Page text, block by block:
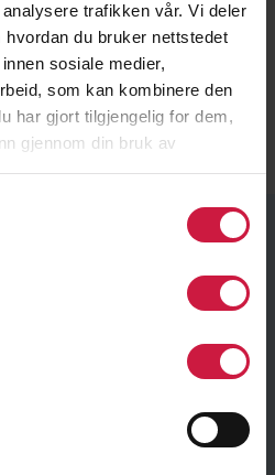
trafikken vår. Vi deler
du bruker nettstedet
sosiale medier,
som kan kombinere den
har gjort tilgjengelig for dem,
gjennom din bruk av
som gir verdifull
våre utøvere skal ha et
gjør at de kan
mulig – både som
elever.